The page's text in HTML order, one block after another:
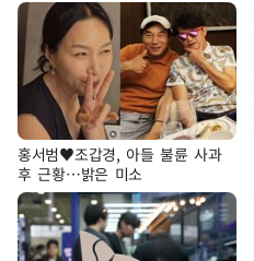
홍서범♥조갑경, 아들 불륜 사과
후 근황…밝은 미소